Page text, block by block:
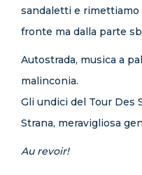
sandaletti e rimettiamo
fronte ma dalla parte
Autostrada, musica a
malinconia.
Gli undici del Tour Des
Strana, meravigliosa
Au revoir!